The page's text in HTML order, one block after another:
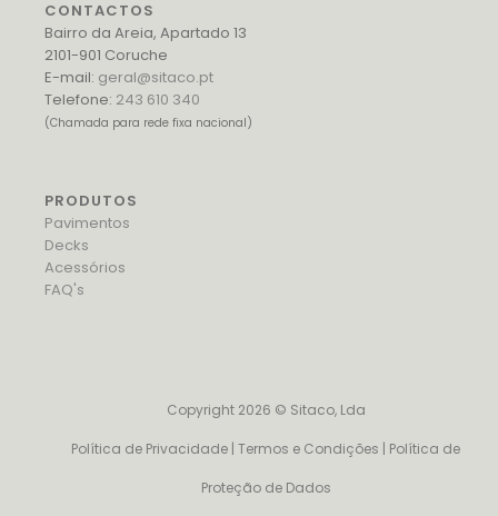
CONTACTOS
Bairro da Areia, Apartado 13
2101-901 Coruche
E-mail: geral@sitaco.pt
Telefone: 243 610 340
(Chamada para rede fixa nacional)
PRODUTOS
Pavimentos
Decks
Acessórios
FAQ's
Copyright 2026 © Sitaco, Lda
Política de Privacidade | Termos e Condições | Política de
Proteção de Dados